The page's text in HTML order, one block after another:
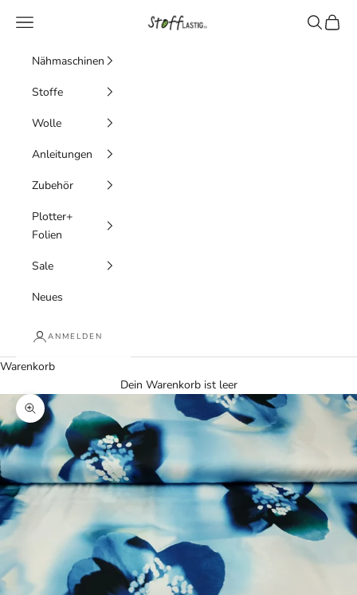
Stofflastig
Menü Suchen
Nähmaschinen
Stoffe
Wolle
Anleitungen
Zubehör
Plotter+
Folien
Sale
Neues
ANMELDEN
Warenkorb
Dein Warenkorb ist leer
Bild vergrößern